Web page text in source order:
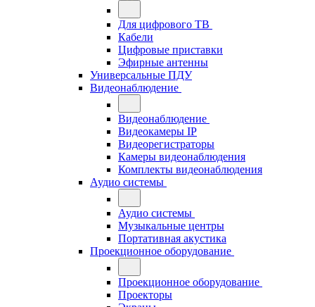
Для цифрового ТВ
Кабели
Цифровые приставки
Эфирные антенны
Универсальные ПДУ
Видеонаблюдение
Видеонаблюдение
Видеокамеры IP
Видеорегистраторы
Камеры видеонаблюдения
Комплекты видеонаблюдения
Аудио системы
Аудио системы
Музыкальные центры
Портативная акустика
Проекционное оборудование
Проекционное оборудование
Проекторы